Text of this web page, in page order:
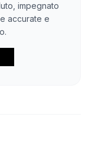
impegnato
accurate e